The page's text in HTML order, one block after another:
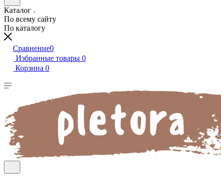
Каталог
По всему сайту
По каталогу
Сравнение0
Избранные товары 0
Корзина 0